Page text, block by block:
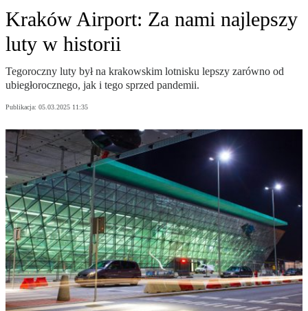
Kraków Airport: Za nami najlepszy
luty w historii
Tegoroczny luty był na krakowskim lotnisku lepszy zarówno od
ubiegłorocznego, jak i tego sprzed pandemii.
Publikacja: 05.03.2025 11:35